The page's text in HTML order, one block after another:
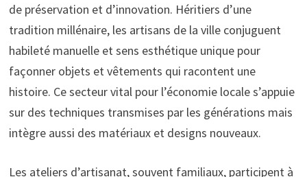
de préservation et d’innovation. Héritiers d’une
tradition millénaire, les artisans de la ville conjuguent
habileté manuelle et sens esthétique unique pour
façonner objets et vêtements qui racontent une
histoire. Ce secteur vital pour l’économie locale s’appuie
sur des techniques transmises par les générations mais
intègre aussi des matériaux et designs nouveaux.
Les ateliers d’artisanat, souvent familiaux, participent à